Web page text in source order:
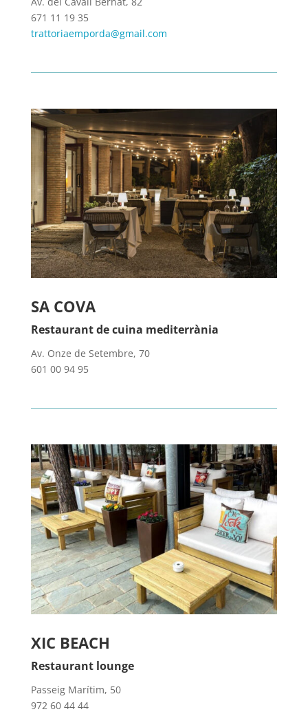
671 11 19 35
trattoriaemporda@gmail.com
SA COVA
Restaurant de cuina mediterrània
Av. Onze de Setembre, 70
601 00 94 95
XIC BEACH
Restaurant lounge
Passeig Marítim, 50
972 60 44 44